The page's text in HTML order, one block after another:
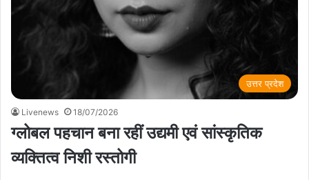
उत्तर प्रदेश
Livenews 18/07/2026
ग्लोबल पहचान बना रहीं उद्यमी एवं सांस्कृतिक
व्यक्तित्व निशी रस्तोगी